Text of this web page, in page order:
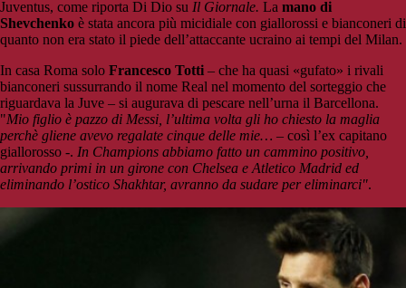
Juventus, come riporta Di Dio su Il Giornale. La mano di
Shevchenko è stata ancora più micidiale con giallorossi e bianconeri di
quanto non era stato il piede dell’attaccante ucraino ai tempi del Milan.
In casa Roma solo Francesco Totti – che ha quasi «gufato» i rivali
bianconeri sussurrando il nome Real nel momento del sorteggio che
riguardava la Juve – si augurava di pescare nell’urna il Barcellona.
"Mio figlio è pazzo di Messi, l’ultima volta gli ho chiesto la maglia
perchè gliene avevo regalate cinque delle mie… – così l’ex capitano
giallorosso -. In Champions abbiamo fatto un cammino positivo,
arrivando primi in un girone con Chelsea e Atletico Madrid ed
eliminando l’ostico Shakhtar, avranno da sudare per eliminarci".